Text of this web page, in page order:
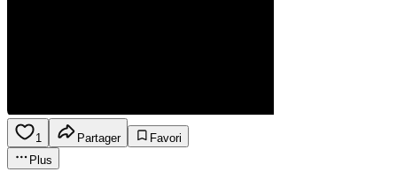
1 Partager
Favori
Plus